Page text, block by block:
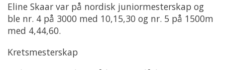
Eline Skaar var på nordisk juniormesterskap og
ble nr. 4 på 3000 med 10,15,30 og nr. 5 på 1500m
med 4,44,60.
Kretsmesterskap